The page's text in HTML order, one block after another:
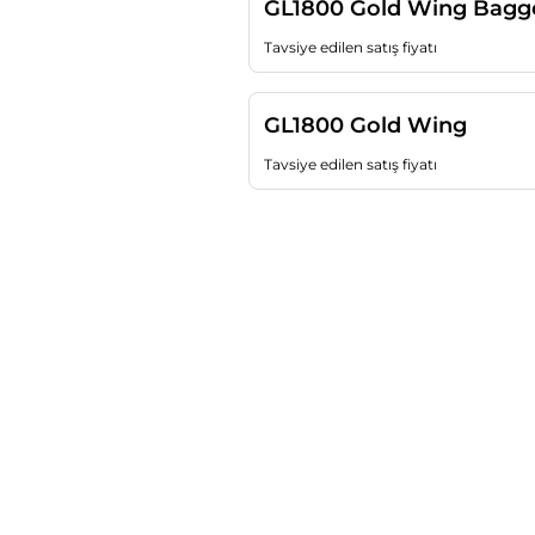
GL1800 Gold Wing
Tavsiye edilen satış fiyatı
GL1800 Gold Wing
Tavsiye edilen satış fiyatı